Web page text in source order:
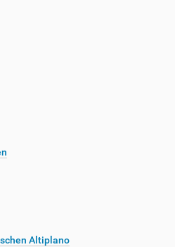
Altiplano